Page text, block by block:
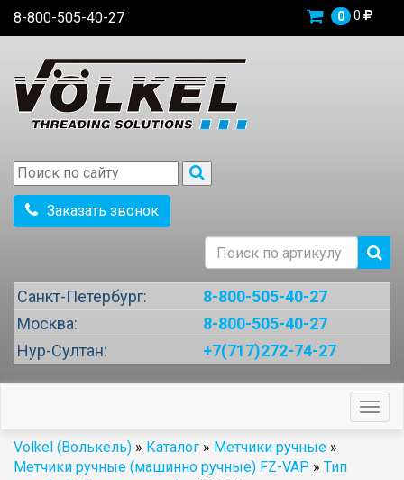
8-800-505-40-27 0 0
Заказать звонок
Санкт-Петербург:
8-800-505-40-27
Москва:
8-800-505-40-27
Нур-Султан:
+7(717)272-74-27
Volkel (Волькель) » Каталог » Метчики ручные »
Метчики ручные (машинно ручные) FZ-VAP » Тип